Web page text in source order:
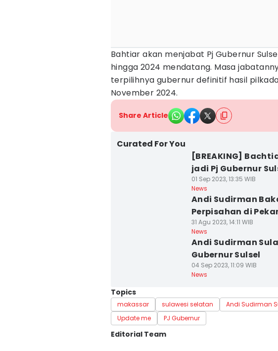
Bahtiar akan menjabat Pj Gubernur
hingga 2024 mendatang. Masa
terpilihnya gubernur definitif hasil
November 2024.
Share Article
Curated For You
[BREAKING]
jadi Pj Gubernur
01 Sep 2023, 13:35 WIB
News
Andi Sudirman
Perpisahan di
31 Agu 2023, 14:11 WIB
News
Andi Sudirman
Gubernur Sulsel
04 Sep 2023, 11:09 WIB
News
Topics
makassar sulawesi selatan Andi Sudirman
Update me
PJ Gubernur
Editorial Team